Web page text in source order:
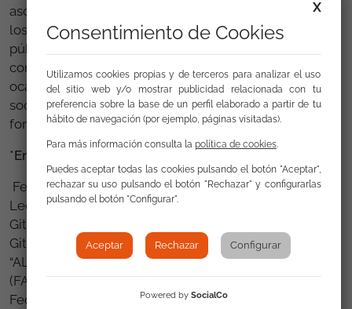
asociadas a ella. Es nuestra intención utilizar todos
los medios legales y de movilización de la opinión
pública contra este programa ya que tenemos la
completa seguridad de que, nuevamente, se va a
ocasionar un terrible e irreparable daño a la imagen
social de la comunidad gitana, algo que contribuye al
fomento de la discriminación de esta minoría.
*Entidades del Consejo Estatal del Pueblo Gitano
Federación de Asociaciones, Gitanas de Castilla y
León. Unión Romaní (UR). Fundación Secretariado
Gitano (FSG). Federación de Asociaciones de Mujeres
Gitanas “KAMIRA”. Asociación de Mujeres Gitanas
“ALBOREA”. Federación Andaluza de Mujeres Gitanas
(FAKALI). Plataforma Romanes de Cantabria.
Federación de Asociaciones Gitanas de Cataluña
X
Consentimiento de Cookies
Utilizamos cookies propias y de terceros para analizar el uso
del sitio web y/o mostrar publicidad relacionada con tu
preferencia sobre la base de un perfil elaborado a partir de tu
hábito de navegación (por ejemplo, páginas visitadas).
Para más información consulta la política de cookies.
Puedes aceptar todas las cookies pulsando el botón "Aceptar",
rechazar su uso pulsando el botón "Rechazar" y configurarlas
pulsando el botón "Configurar".
Aceptar Rechazar Configurar
Powered by SocialCo